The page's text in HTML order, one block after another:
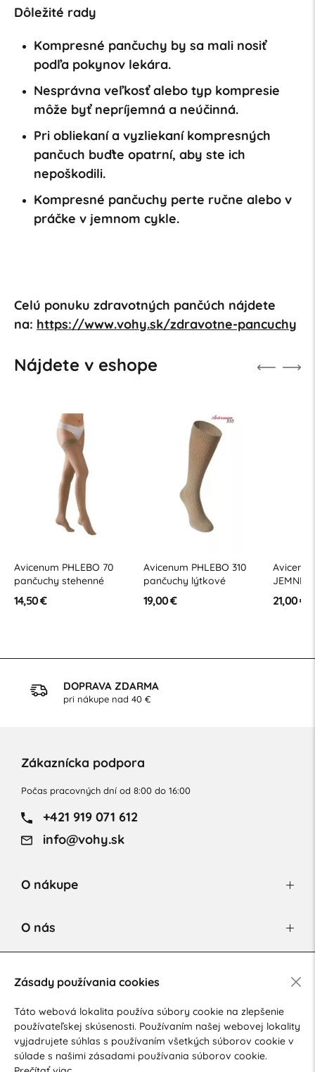
Dôležité rady
Kompresné pančuchy by sa mali nosiť
podľa pokynov lekára.
Nesprávna veľkosť alebo typ kompresie
môže byť nepríjemná a neúčinná.
Pri obliekaní a vyzliekaní kompresných
pančuch buďte opatrní, aby ste ich
nepoškodili.
Kompresné pančuchy perte ručne alebo v
práčke v jemnom cykle.
Celú ponuku zdravotných pančúch nájdete
na: https://www.vohy.sk/zdravotne-pancuchy
Nájdete v eshope
Avicenum PHLEBO 70
pančuchy stehenné
14,50 €
Avicenum PHLEBO 310
pančuchy lýtkové
19,00 €
JEMNÉ
nohavice
21,00 €
DOPRAVA ZDARMA
pri nákupe nad 40 €
Zákaznícka podpora
Počas pracovných dní od 8:00 do 16:00
+421 919 071 612
info@vohy.sk
O nákupe
O nás
Súhlasím so spracovaním osobných údajov pre marketingové
účely.Zásady ochrany osobných údajov.
Zásady používania cookies
Táto webová lokalita používa súbory cookie na zlepšenie
používateľskej skúsenosti. Používaním našej webovej lokality
vyjadrujete súhlas s používaním všetkých súborov cookie v
súlade s našimi zásadami používania súborov cookie.